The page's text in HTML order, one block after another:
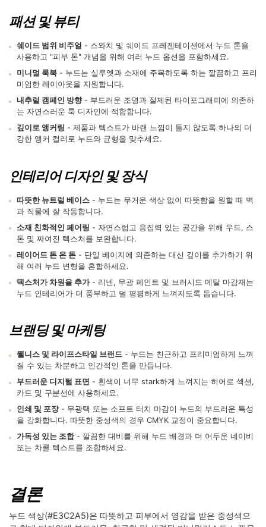
패션 및 뷰티
쉐이드 범위 비주얼 - 스와치 및 쉐이드 프레젠테이션에서 누드 톤을
사용하고 "피부 톤" 개념을 위해 여러 누드 옵션을 포함하세요.
미니멀 룩북- 누드는 실루엣과 소재에 주목하도록 하는 깔끔하고 프리
미엄한 레이아웃을 지원합니다.
내추럴 캠페인 방향- 부드러운 조명과 절제된 타이포그래피에 의존하
는 자연스러운 룩 디자인에 적합합니다.
깊이로 앵커링 - 제품과 텍스트가 바랜 느낌이 들지 않도록 하나의 더
강한 앵커 컬러로 누드와 균형을 맞추세요.
인테리어 디자인 및 장식
따뜻한 뉴트럴 베이스- 누드는 무거운 색상 없이 따뜻함을 원할 때 벽
과 직물에 잘 작동합니다.
소재 친화적인 페어링 - 자연스럽고 응집력 있는 공간을 위해 우드, 스
톤 및 짜여진 텍스처를 보완합니다.
레이어드 톤 온 톤- 단일 베이지에 의존하는 대신 깊이를 추가하기 위
해 여러 누드 변형을 혼합하세요.
텍스처가 차원을 추가- 리넨, 무광 페인트 및 브러시드 메탈 마감재는
누드 인테리어가 더 풍부하고 덜 평평하게 느껴지도록 돕습니다.
브랜딩 및 마케팅
웰니스 및 라이프스타일 브랜드- 누드는 친근하고 프리미엄하게 느껴
질 수 있는 차분하고 인간적인 톤을 만듭니다.
부드러운 디지털 표면 - 흰색이 너무 stark하게 느껴지는 히어로 섹션,
카드 및 구분선에 사용하세요.
인쇄 및 포장- 무광택 또는 소프트 터치 마감이 누드의 부드러운 특성
을 강화합니다. 따뜻한 중성색의 경우 CMYK 교정이 중요합니다.
가독성 있는 조합- 깔끔한 대비를 위해 누드 배경과 더 어두운 네이비
또는 차콜 텍스트를 조합하세요.
결론
누드 색상(#E3C2A5)은 따뜻하고 피부에서 영감을 받은 중성색으